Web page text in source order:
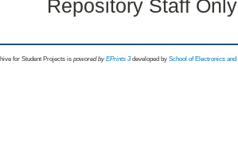
Repository Staff
for Student Projects is powored byEPrints 3 developed by School of Electronics